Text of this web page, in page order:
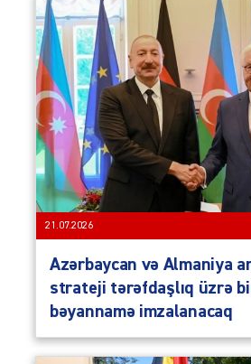
21.07.2026
Azərbaycan və Almaniya
strateji tərəfdaşlıq üzrə
bəyannamə imzalanacaq